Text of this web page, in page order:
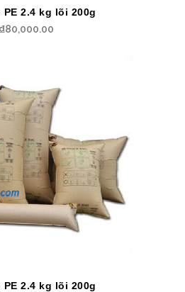
PE 2.4 kg lõi 200g
₫80,000.00
PE 2.4 kg lõi 200g